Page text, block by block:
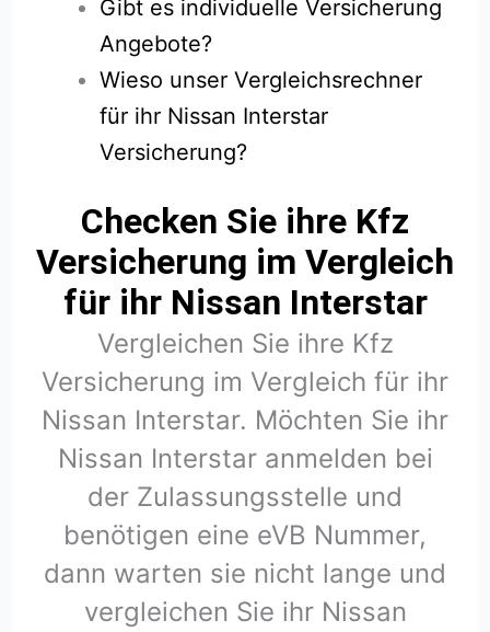
Gibt es individuelle Versicherung
Angebote?
Wieso unser Vergleichsrechner
für ihr Nissan Interstar
Versicherung?
Checken Sie ihre Kfz
Versicherung im Vergleich
für ihr Nissan Interstar
Vergleichen Sie ihre Kfz
Versicherung im Vergleich für ihr
Nissan Interstar. Möchten Sie ihr
Nissan Interstar anmelden bei
der Zulassungsstelle und
benötigen eine eVB Nummer,
dann warten sie nicht lange und
vergleichen Sie ihr Nissan